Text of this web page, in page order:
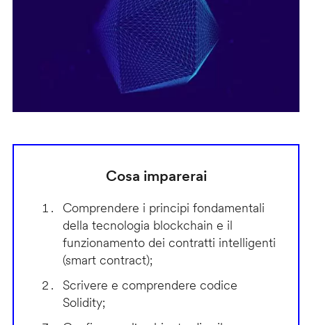
Cosa imparerai
Comprendere i principi fondamentali
della tecnologia blockchain e il
funzionamento dei contratti intelligenti
(smart contract);
Scrivere e comprendere codice
Solidity;